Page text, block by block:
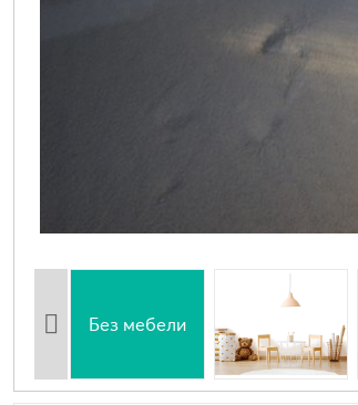
Без мебели